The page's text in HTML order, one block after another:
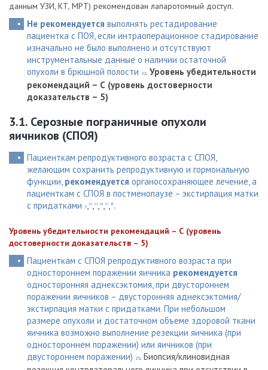
данным УЗИ, КТ, МРТ) рекомендован лапаротомный доступ.
Не рекомендуется выполнять рестадирование
пациентка с ПОЯ, если интраоперационное стадирование
изначально не было выполнено и отсутствуют
инструментальные данные о наличии остаточной
опухоли в брюшной полости 22. Уровень убедительности
рекомендаций – С (уровень достоверности
доказательств – 5)
3.1. Серозные пограничные опухоли
яичников (СПОЯ)
Пациенткам репродуктивного возраста с СПОЯ,
желающим сохранить репродуктивную и гормональную
функции, рекомендуется органосохраняющее лечение, а
пациенткам с СПОЯ в постменопаузе – экстирпация матки
с придатками 7,10,22,26,27,28.
Уровень убедительности рекомендаций – С (уровень
достоверности доказательств – 5)
Пациенткам с СПОЯ репродуктивного возраста при
одностороннем поражении яичника рекомендуется
односторонняя аднексэктомия, при двустороннем
поражении яичников – двусторонняя аднексэктомия/
экстирпация матки с придатками. При небольшом
размере опухоли и достаточном объеме здоровой ткани
яичника возможно выполнение резекции яичника (при
одностороннем поражении) или яичников (при
двустороннем поражении) 25. Биопсия/клиновидная